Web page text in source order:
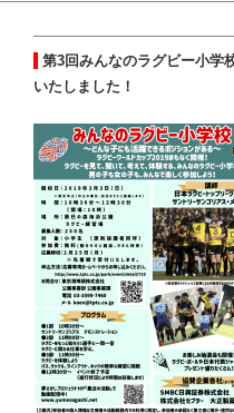
第3回みんなのラグビー小学
いたしました！